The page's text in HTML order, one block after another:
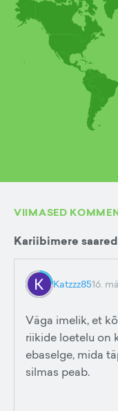
VIIMASED
Kariibimere
Katzzz8516.
Väga imelik, et
riikide loetelu on
ebaselge, mida
silmas peab.